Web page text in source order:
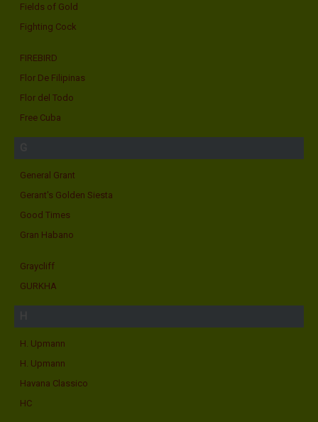
Fields of Gold
Fighting Cock
FIREBIRD
Flor De Filipinas
Flor del Todo
Free Cuba
General Grant
Gerant's Golden Siesta
Good Times
Gran Habano
Graycliff
GURKHA
H. Upmann
H. Upmann
Havana Classico
HC